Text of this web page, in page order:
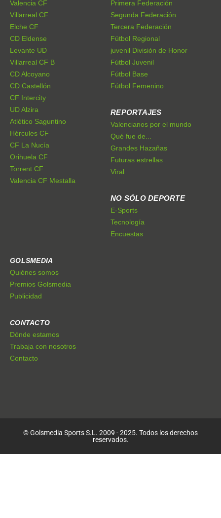
Valencia CF
Villarreal CF
Elche CF
CD Eldense
Levante UD
Villarreal CF B
CD Alcoyano
CD Castellón
CF Intercity
UD Alzira
Atlético Saguntino
Hércules CF
CF La Nucía
Orihuela CF
Torrent CF
Valencia CF Mestalla
Primera Federación
Segunda Federación
Tercera Federación
Fútbol Regional
juvenil División de Honor
Fútbol Juvenil
Fútbol Base
Fútbol Femenino
REPORTAJES
Valencianos por el mundo
Qué fue de...
Grandes Hazañas
Futuras estrellas
Viral
NO SÓLO DEPORTE
E-Sports
Tecnología
Encuestas
GOLSMEDIA
Quiénes somos
Premios Golsmedia
Publicidad
CONTACTO
Dónde estamos
Trabaja con nosotros
Contacto
© Golsmedia Sports S.L. 2009 - 2025. Todos los derechos
reservados.